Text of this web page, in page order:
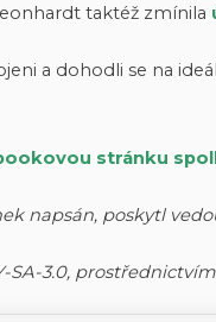
taktéž zmínila
a dohodli se na
stránku
napsán, poskytl
SA-3.0,